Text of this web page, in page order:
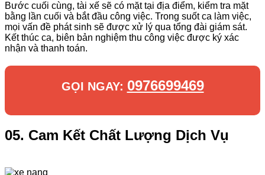
Bước cuối cùng, tài xế sẽ có mặt tại địa điểm, kiểm tra mặt
bằng lần cuối và bắt đầu công việc. Trong suốt ca làm việc,
mọi vấn đề phát sinh sẽ được xử lý qua tổng đài giám sát.
Kết thúc ca, biên bản nghiệm thu công việc được ký xác
nhận và thanh toán.
GỌI NGAY: 0976699469
05. Cam Kết Chất Lượng Dịch Vụ